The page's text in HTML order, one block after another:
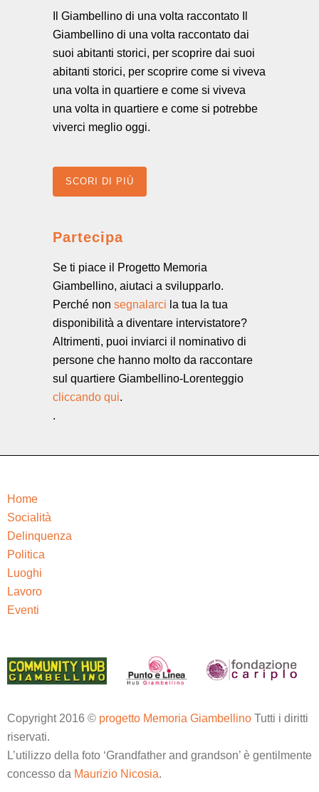
Il Giambellino di una volta raccontato Il
Giambellino di una volta raccontato dai
suoi abitanti storici, per scoprire dai suoi
abitanti storici, per scoprire come si viveva
una volta in quartiere e come si viveva
una volta in quartiere e come si potrebbe
viverci meglio oggi.
SCORI DI PIÙ
Partecipa
Se ti piace il Progetto Memoria
Giambellino, aiutaci a svilupparlo.
Perché non segnalarci la tua la tua
disponibilità a diventare intervistatore?
Altrimenti, puoi inviarci il nominativo di
persone che hanno molto da raccontare
sul quartiere Giambellino-Lorenteggio
cliccando qui.
.
Home
Socialità
Delinquenza
Politica
Luoghi
Lavoro
Eventi
Copyright 2016 © progetto Memoria Giambellino Tutti i diritti
riservati.
L’utilizzo della foto ‘Grandfather and grandson’ è gentilmente
concesso da Maurizio Nicosia.